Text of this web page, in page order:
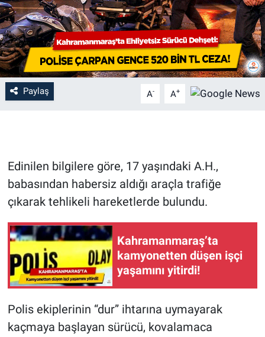
Paylaş A- A+
Edinilen bilgilere göre, 17 yaşındaki A.H.,
babasından habersiz aldığı araçla trafiğe
çıkarak tehlikeli hareketlerde bulundu.
Kahramanmaraş’ta
kamyonetten düşen işçi
yaşamını yitirdi!
Polis ekiplerinin “dur” ihtarına uymayarak
kaçmaya başlayan sürücü, kovalamaca